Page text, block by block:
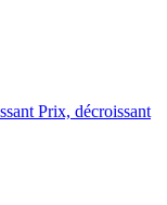
Prix, décroissant